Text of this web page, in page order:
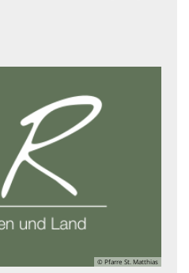
© Pfarre St. Matthias